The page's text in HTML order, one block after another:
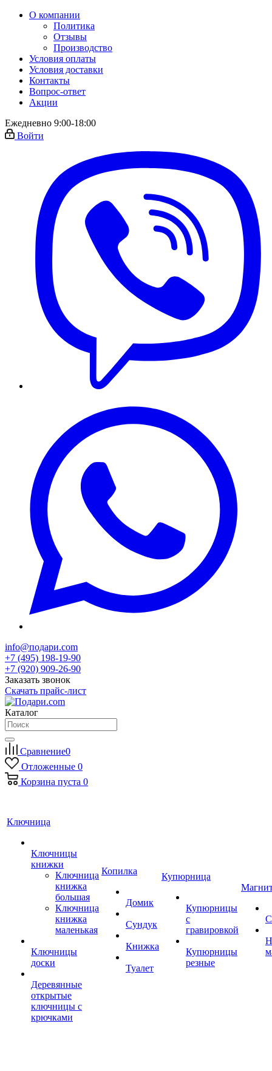
О компании
Политика
Отзывы
Производство
Условия оплаты
Условия доставки
Контакты
Вопрос-ответ
Акции
Ежедневно 9:00-18:00
Войти
info@подари.com
+7 (495) 198-19-90
+7 (920) 909-26-90
Заказать звонок
Скачать прайс-лист
Каталог
Сравнение0
Отложенные 0
Корзина пуста 0
Ключница
Ключницы
книжки
Ключница
книжка
большая
Ключница
книжка
маленькая
Ключницы
доски
Деревянные
открытые
ключницы с
крючками
Копилка
Домик
Сундук
Книжка
Туалет
Купюрница
Купюрницы
с
гравировкой
Купюрницы
резные